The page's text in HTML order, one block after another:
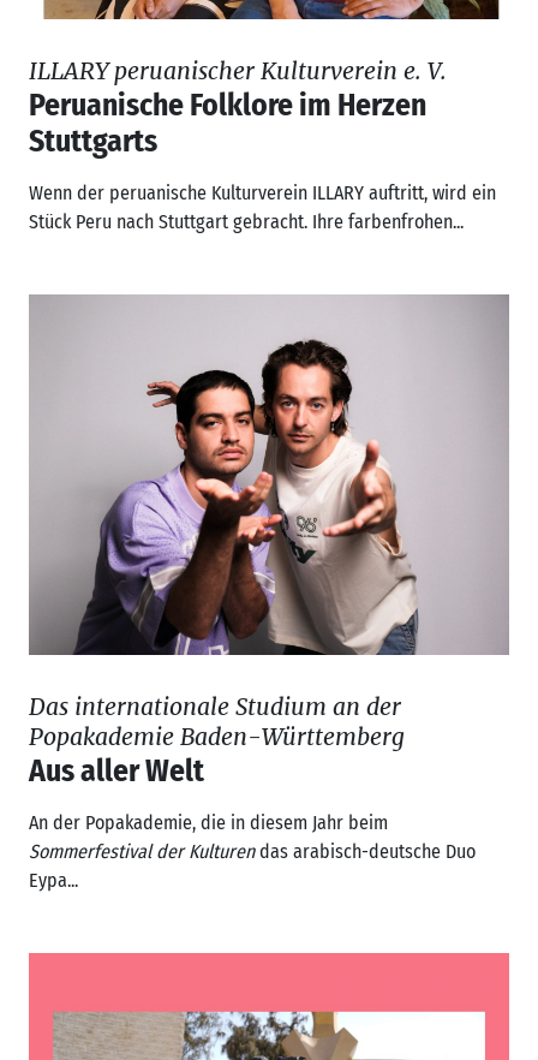
ILLARY peruanischer Kulturverein e. V.
Peruanische Folklore im Herzen
Stuttgarts
Wenn der peruanische Kulturverein ILLARY auftritt, wird ein
Stück Peru nach Stuttgart gebracht. Ihre farbenfrohen...
Das internationale Studium an der
Popakademie Baden-Württemberg
Aus aller Welt
An der Popakademie, die in diesem Jahr beim
Sommerfestival der Kulturendas arabisch-deutsche Duo
Eypa...